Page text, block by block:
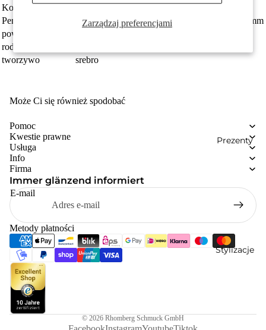
Zarządzaj preferencjami
Prezenty
Stylizacje
Kolor
fioletowy
Perły
Perła hodowana w wodzie słodkiej róża 8-8.5 mm
powłoka
rodzaj biżuterii
tworzywo
srebro
Może Ci się również spodobać
Pomoc
Kwestie prawne
Usługa
Info
Firma
Immer glänzend informiert
E-mail
Metody płatności
© 2026 Rhomberg Schmuck GmbH